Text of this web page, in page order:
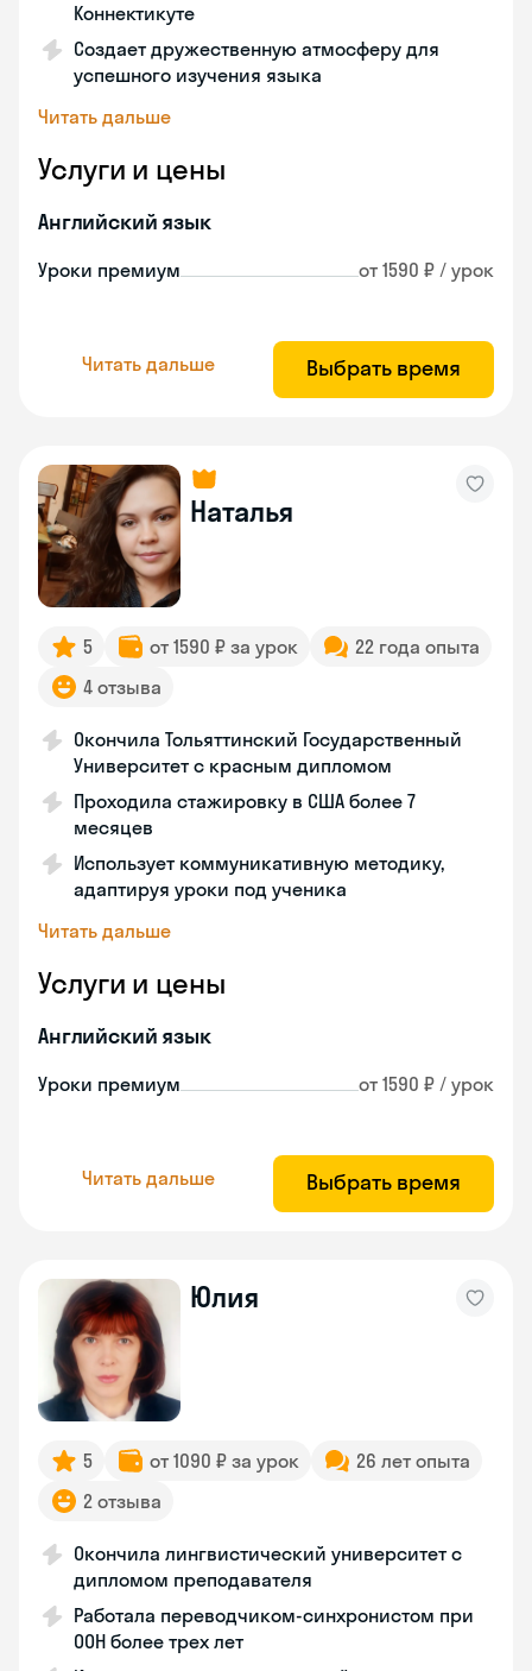
Коннектикуте
Создает дружественную атмосферу для
успешного изучения языка
Читать дальше
Услуги и цены
Английский язык
Уроки премиум от 1590 ₽ / урок
Читать дальше Выбрать время
Наталья
5 от 1590 ₽ за урок
22 года опыта
4 отзыва
Окончила Тольяттинский Государственный
Университет с красным дипломом
Проходила стажировку в США более 7
месяцев
Использует коммуникативную методику,
адаптируя уроки под ученика
Читать дальше
Услуги и цены
Английский язык
Уроки премиум от 1590 ₽ / урок
Читать дальше Выбрать время
Юлия
5 от 1090 ₽ за урок
26 лет опыта
2 отзыва
Окончила лингвистический университет с
дипломом преподавателя
Работала переводчиком-синхронистом при
ООН более трех лет